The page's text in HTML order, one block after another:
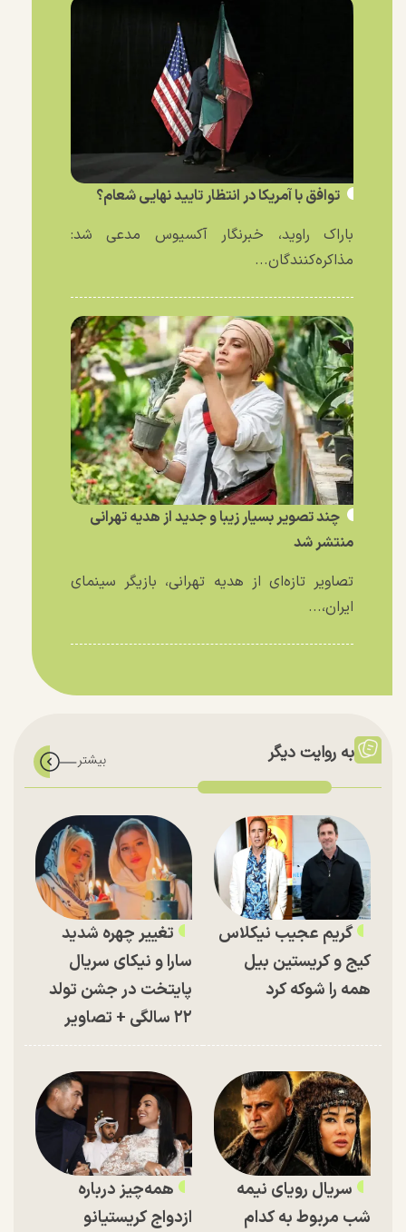
توافق با آمریکا در انتظار تایید نهایی شعام؟
باراک راوید، خبرنگار آکسیوس مدعی شد:
مذاکره‌کنندگان...
چند تصویر بسیار زیبا و جدید از هدیه تهرانی
منتشر شد
تصاویر تازه‌ای از هدیه تهرانی، بازیگر سینمای
ایران،...
به روایت دیگر
گریم عجیب نیکلاس
کیج و کریستین بیل
همه را شوکه کرد
تغییر چهره شدید
سارا و نیکای سریال
پایتخت در جشن تولد
۲۲ سالگی + تصاویر
سریال رویای نیمه
شب مربوط به کدام
همه‌چیز درباره
ازدواج کریستیانو